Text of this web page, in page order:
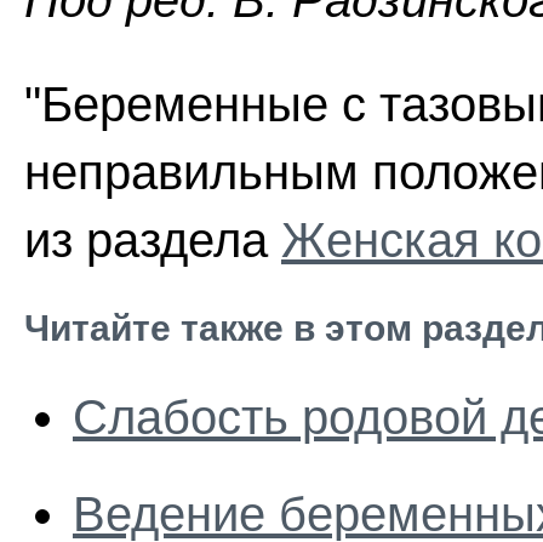
"Беременные с
неправильным
из раздела Женская
Читайте также в этом
Слабость родовой
Ведение